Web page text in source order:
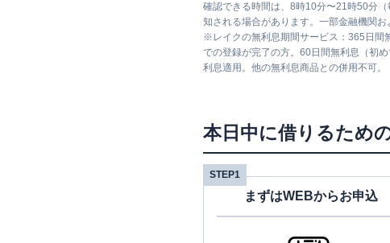
確認できる時間は、8時10分〜21時50分
知される場合があります。一部金融機関お
※ レイクの無利息期間サービス：365日
での登録が完了の方。60日間無利息（初
利息適用。他の無利息商品との併用不可。
本日中に借りるため
STEP1
まずはWEBからお申込